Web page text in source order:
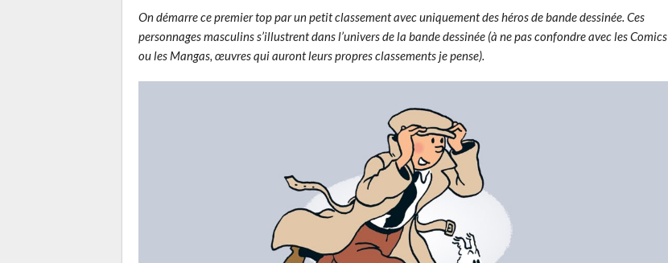
On démarre ce premier top par un petit classement avec uniquement des héros de bande dessinée. Ces
personnages masculins s’illustrent dans l’univers de la bande dessinée (à ne pas confondre avec les Comics
ou les Mangas, œuvres qui auront leurs propres classements je pense).